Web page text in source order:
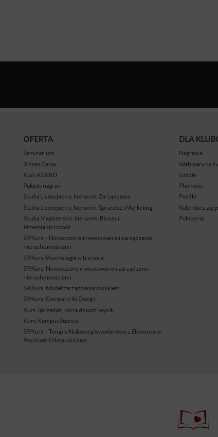
OFERTA
Seminarium
Biznes Camp
Klub ASBiRO
Pakiety nagrań
Studia Licencjackie, kierunek: Zarządzanie
Studia Licencjackie, kierunek: Sprzedaż i Marketing
Studia Magisterskie, kierunek: Biznes i
Przedsiębiorczość
SP/Kurs – Nowoczesne inwestowanie i zarządzanie
nieruchomościami
SP/Kurs: Psychologia w biznesie
SP/Kurs: Nowoczesne inwestowanie i zarządzanie
nieruchomościami
SP/Kurs: Model zarządzania wynikiem
SP/Kurs: Company AI Design
Kurs: Sprzedaż, która dowozi wynik
Kurs: Kampus Startup
SP/Kurs – Terapie Niskoweglowodanowe z Elementami
Psychiatrii Metabolicznej
DLA
Nagrania
Webinary na
Ludzie
Płatności
Posiłki
Kalendarz
Polecenia